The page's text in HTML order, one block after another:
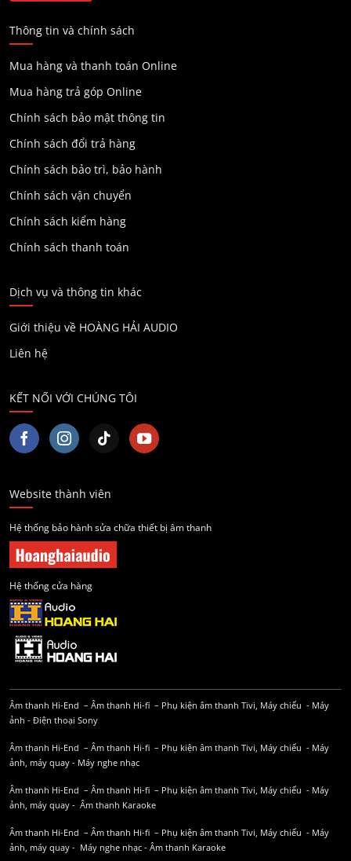
Thông tin và chính sách
Mua hàng và thanh toán Online
Mua hàng trả góp Online
Chính sách bảo mật thông tin
Chính sách đổi trả hàng
Chính sách bảo trì, bảo hành
Chính sách vận chuyển
Chính sách kiểm hàng
Chính sách thanh toán
Dịch vụ và thông tin khác
Giới thiệu về HOÀNG HẢI AUDIO
Liên hệ
KẾT NỐI VỚI CHÚNG TÔI
Website thành viên
Hệ thống bảo hành sửa chữa thiết bị âm thanh
Hệ thống cửa hàng
Âm thanh Hi-End – Âm thanh Hi-fi – Phụ kiện âm thanh Tivi, Máy chiếu - Máy
ảnh - Điện thoại Sony
Âm thanh Hi-End – Âm thanh Hi-fi – Phụ kiện âm thanh Tivi, Máy chiếu - Máy
ảnh, máy quay - Máy nghe nhạc
Âm thanh Hi-End – Âm thanh Hi-fi – Phụ kiện âm thanh Tivi, Máy chiếu - Máy
ảnh, máy quay - Âm thanh Karaoke
Âm thanh Hi-End – Âm thanh Hi-fi – Phụ kiện âm thanh Tivi, Máy chiếu - Máy
ảnh, máy quay - Máy nghe nhạc - Âm thanh Karaoke